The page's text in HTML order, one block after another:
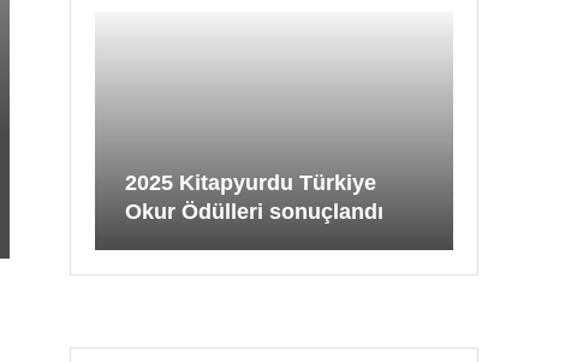
2025 Kitapyurdu Türkiye
Okur Ödülleri sonuçlandı